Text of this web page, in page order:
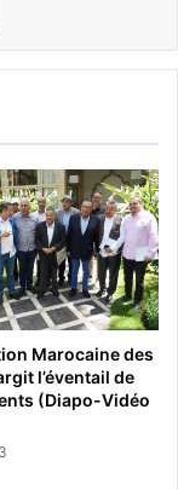
Marocaine des
l’éventail de
(Diapo-Vidéo